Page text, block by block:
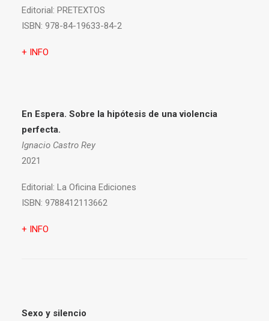
Editorial: PRETEXTOS
ISBN: 978-84-19633-84-2
+ INFO
En Espera. Sobre la hipótesis de una violencia
perfecta.
Ignacio Castro Rey
2021
Editorial: La Oficina Ediciones
ISBN: 9788412113662
+ INFO
Sexo y silencio